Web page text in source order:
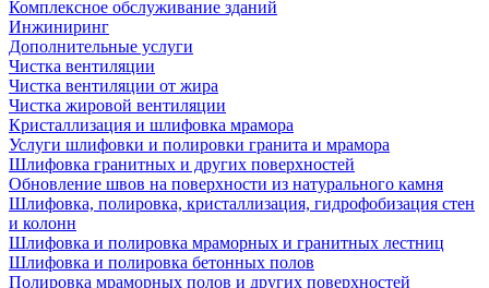
Комплексное обслуживание зданий
Инжиниринг
Дополнительные услуги
Чистка вентиляции
Чистка вентиляции от жира
Чистка жировой вентиляции
Кристаллизация и шлифовка мрамора
Услуги шлифовки и полировки гранита и мрамора
Шлифовка гранитных и других поверхностей
Обновление швов на поверхности из натурального камня
Шлифовка, полировка, кристаллизация, гидрофобизация стен
и колонн
Шлифовка и полировка мраморных и гранитных лестниц
Шлифовка и полировка бетонных полов
Полировка мраморных полов и других поверхностей